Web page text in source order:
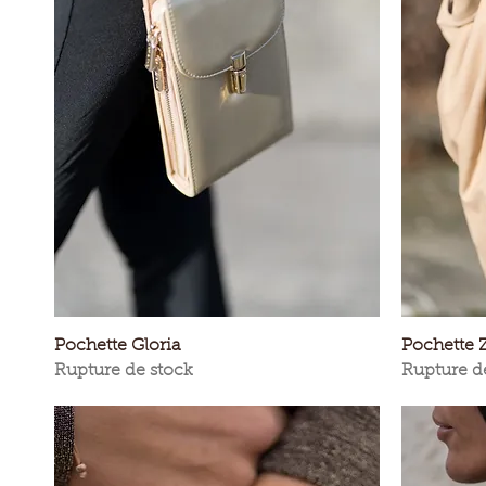
Aperçu rapide
Pochette Gloria
Rupture de stock
Pochette
Rupture